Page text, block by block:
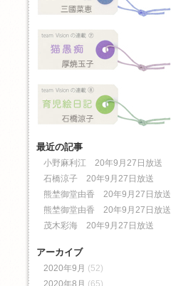
最近の記事
小野麻利江 20年9月27日放送
石橋涼子 20年9月27日放送
熊埜御堂由香 20年9月27日放送
熊埜御堂由香 20年9月27日放送
茂木彩海 20年9月27日放送
アーカイブ
2020年9月 (52)
2020年8月 (65)